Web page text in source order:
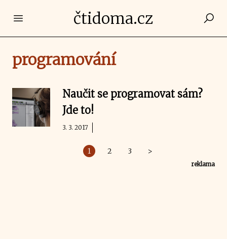
Open main menučtidoma.cz
programování
Naučit se programovat sám?
Jde to!
3. 3. 2017
1 2 3 >
reklama